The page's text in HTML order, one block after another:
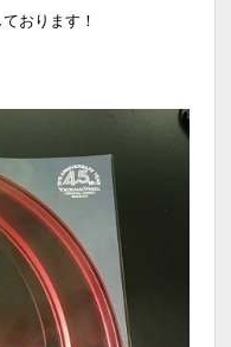
おります！